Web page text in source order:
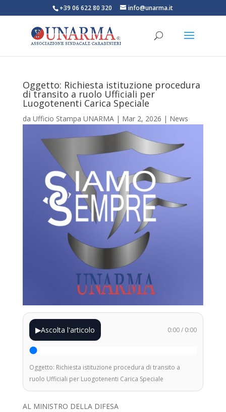
+39 06 622 80 320 info@unarma.it
Oggetto: Richiesta istituzione procedura
di transito a ruolo Ufficiali per
Luogotenenti Carica Speciale
da Ufficio Stampa UNARMA| Mar 2, 2026 | News
▶Ascolta l'articolo 0:00/ 0:00
Oggetto: Richiesta istituzione procedura di transito a
ruolo Ufficiali per Luogotenenti Carica Speciale
AL MINISTRO DELLA DIFESA